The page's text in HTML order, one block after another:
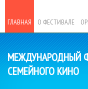
ГЛАВНАЯ О ФЕСТИВАЛЕ
МЕЖДУНАРОДНЫЙ
СЕМЕЙНОГО КИНО